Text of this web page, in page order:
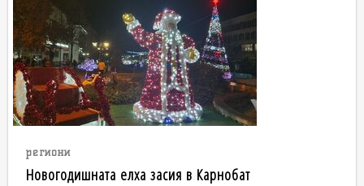
региони
Новогодишната елха засия в Карнобат